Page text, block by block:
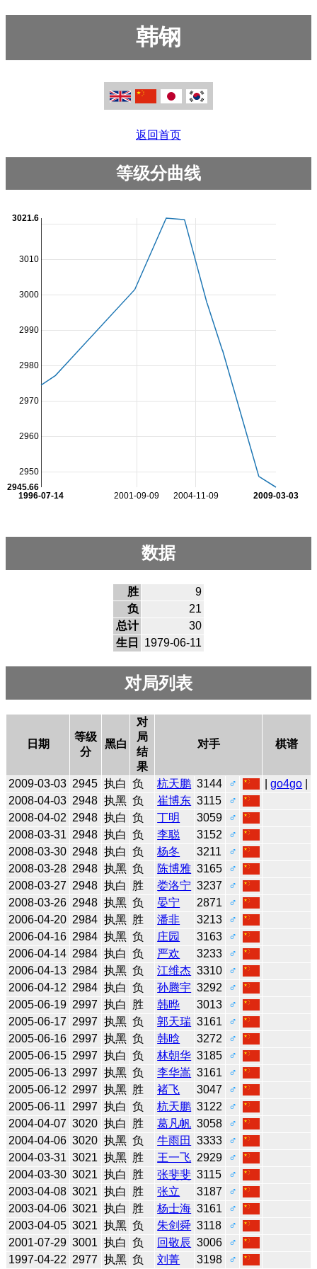
韩钢
返回首页
等级分曲线
2001-09-09 2004-11-09
1996-07-14 2009-03-03
2950
2960
2970
2980
2990
3000
3010
2945.66
3021.6
数据
胜
9
负
21
总计
30
生日
1979-06-11
对局列表
日期
等级
分
黑白
对
局
结
果
对手 棋谱
2009-03-03 2945 执白 负 杭天鹏 3144 ♂ |go4go
2008-04-03 2948 执黑 负 崔博东 3115
♂
2008-04-02 2948 执白 负 丁明 3059
♂
2008-03-31 2948 执白 负 李聪 3152
♂
2008-03-30 2948 执白 负 杨冬 3211
♂
2008-03-28 2948 执黑 负 陈博雅 3165
♂
2008-03-27 2948 执白 胜 娄洛宁 3237
♂
2008-03-26 2948 执黑 负 晏宁 2871
♂
2006-04-20 2984 执黑 胜 潘非 3213
♂
2006-04-16 2984 执黑 负 庄园 3163
♂
2006-04-14 2984 执白 负 严欢 3233
♂
2006-04-13 2984 执黑 负 江维杰 3310
♂
2006-04-12 2984 执白 负 孙腾宇 3292
♂
2005-06-19 2997 执白 胜 韩晔 3013
♂
2005-06-17 2997 执黑 负 郭天瑞 3161
♂
2005-06-16 2997 执黑 负 韩晗 3272
♂
2005-06-15 2997 执白 负 林朝华 3185
♂
2005-06-13 2997 执黑 负 李华嵩 3161
♂
2005-06-12 2997 执黑 胜 褚飞 3047
♂
2005-06-11
2997 执白 负 杭天鹏 3122
♂
2004-04-07 3020 执白 胜 葛凡帆 3058
♂
2004-04-06 3020 执黑 负 牛雨田 3333
♂
2004-03-31 3021 执黑 胜 王一飞 2929
♂
2004-03-30 3021 执白 胜 张斐斐 3115
♂
2003-04-08 3021 执白 胜 张立 3187
♂
2003-04-06 3021 执白 胜 杨士海 3161
♂
2003-04-05 3021 执黑 负 朱剑舜 3118
♂
2001-07-29 3001 执白 负 回敬辰 3006
♂
1997-04-22 2977 执黑 负 刘菁 3198 ♂